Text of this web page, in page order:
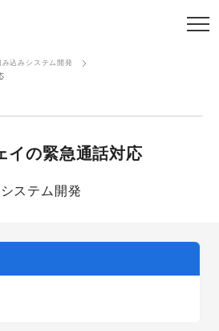
み込みシステム開発
イの​緊急通話対応
ステム開発